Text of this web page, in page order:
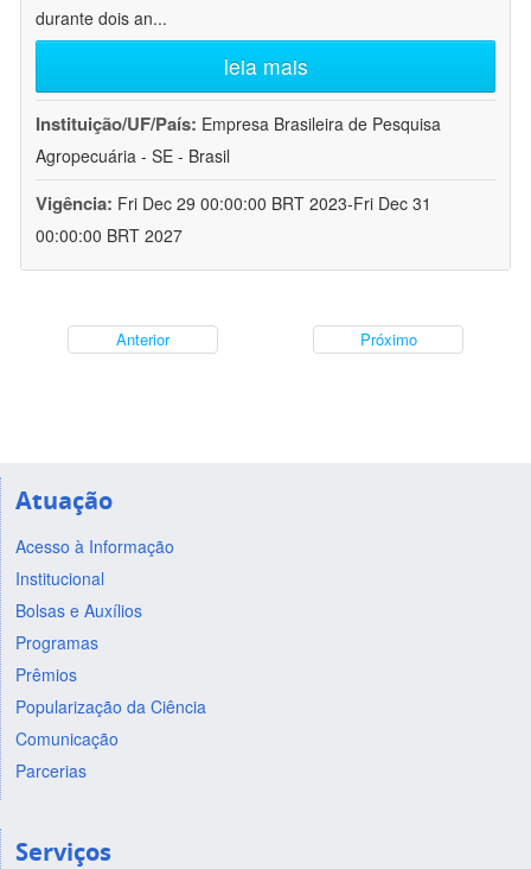
durante dois an...
leia mais
Instituição/UF/País: Empresa Brasileira de Pesquisa
Agropecuária - SE - Brasil
Vigência: Fri Dec 29 00:00:00 BRT 2023-Fri Dec 31
00:00:00 BRT 2027
Anterior Próximo
Atuação
Acesso à Informação
Institucional
Bolsas e Auxílios
Programas
Prêmios
Popularização da Ciência
Comunicação
Parcerias
Serviços